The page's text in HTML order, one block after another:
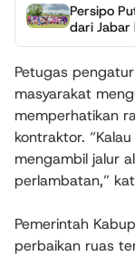
Persipo
dari Jabar
Petugas
masyarakat
memperhatikan
kontraktor.
mengambil jalur
perlambatan,”
Pemerintah
perbaikan ruas